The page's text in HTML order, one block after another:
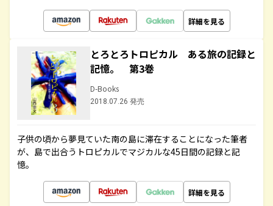
詳細を見る
とろとろトロピカル ある旅の記録と
記憶。 第3巻
D-Books
2018.07.26 発売
子供の頃から夢見ていた南の島に滞在することになった筆者
が、島で出合うトロピカルでマジカルな45日間の記録と記
憶。
詳細を見る